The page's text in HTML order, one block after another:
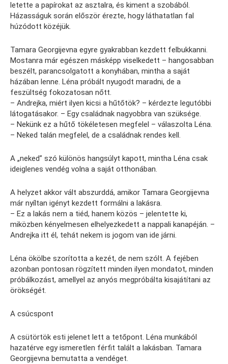
letette a papírokat az asztalra, és kiment a szobából.
Házasságuk során először érezte, hogy láthatatlan fal
húzódott közéjük.
Tamara Georgijevna egyre gyakrabban kezdett felbukkanni.
Mostanra már egészen másképp viselkedett – hangosabban
beszélt, parancsolgatott a konyhában, mintha a saját
házában lenne. Léna próbált nyugodt maradni, de a
feszültség fokozatosan nőtt.
– Andrejka, miért ilyen kicsi a hűtőtök? – kérdezte legutóbbi
látogatásakor. – Egy családnak nagyobbra van szüksége.
– Nekünk ez a hűtő tökéletesen megfelel – válaszolta Léna.
– Neked talán megfelel, de a családnak rendes kell.
A „neked” szó különös hangsúlyt kapott, mintha Léna csak
ideiglenes vendég volna a saját otthonában.
A helyzet akkor vált abszurddá, amikor Tamara Georgijevna
már nyíltan igényt kezdett formálni a lakásra.
– Ez a lakás nem a tiéd, hanem közös – jelentette ki,
miközben kényelmesen elhelyezkedett a nappali kanapéján. –
Andrejka itt él, tehát nekem is jogom van ide járni.
Léna ökölbe szorította a kezét, de nem szólt. A fejében
azonban pontosan rögzített minden ilyen mondatot, minden
próbálkozást, amellyel az anyós megpróbálta kisajátítani az
örökségét.
A csúcspont
A csütörtök esti jelenet lett a tetőpont. Léna munkából
hazatérve egy ismeretlen férfit talált a lakásban. Tamara
Georgijevna bemutatta a vendéget.